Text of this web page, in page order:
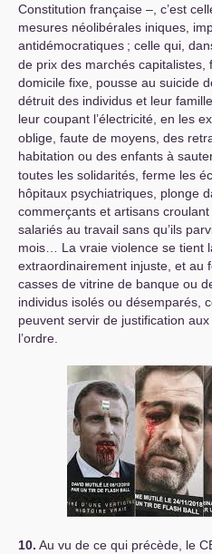
Constitution française –, c’est
mesures néolibérales iniques,
antidémocratiques ; celle qui,
de prix des marchés
domicile fixe, pousse au suicide
détruit des individus et leur
leur coupant l’électricité, en les
oblige, faute de moyens, des
habitation ou des enfants à
toutes les solidarités, ferme les
hôpitaux psychiatriques, plonge
commerçants et artisans
salariés au travail sans qu’ils
mois… La vraie violence se tient
extraordinairement injuste, et au
casses de vitrine de banque ou
individus isolés ou désemparés,
peuvent servir de justification
l’ordre.
10. Au vu de ce qui précède, le